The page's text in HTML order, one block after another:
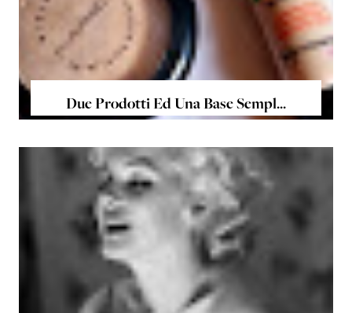
Due Prodotti Ed Una Base Sempl...